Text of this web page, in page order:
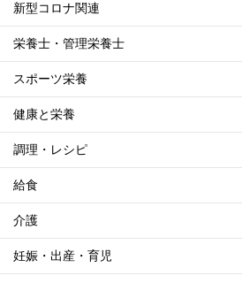
新型コロナ関連
栄養士・管理栄養士
スポーツ栄養
健康と栄養
調理・レシピ
給食
介護
妊娠・出産・育児